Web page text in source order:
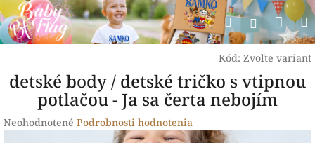
Prejsť
na
obsah
Hľadať
Kód: Zvoľte variant
detské body / detské tričko s vtipnou
potlačou - Ja sa čerta nebojím
Priemerné
Neohodnotené Podrobnosti hodnotenia